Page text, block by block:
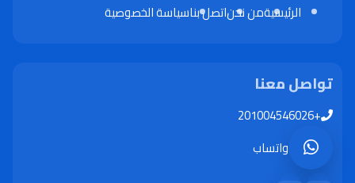
الرئيسيةمن نحناتصل بناسياسة الخصوصية
تواصل معنا
+201004546026
واتساب